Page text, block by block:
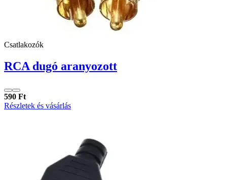
Csatlakozók
RCA dugó aranyozott
590 Ft
Részletek és vásárlás